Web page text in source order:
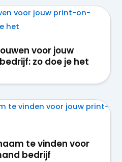
voor jouw
zo doe je het
te vinden voor
bedrijf